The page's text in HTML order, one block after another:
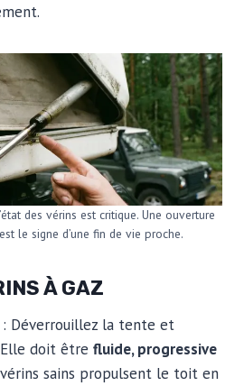
des vérins est critique. Une ouverture
le signe d’une fin de vie proche.
À GAZ
: Déverrouillez la tente et
Elle doit être fluide, progressive
vérins sains propulsent le toit en